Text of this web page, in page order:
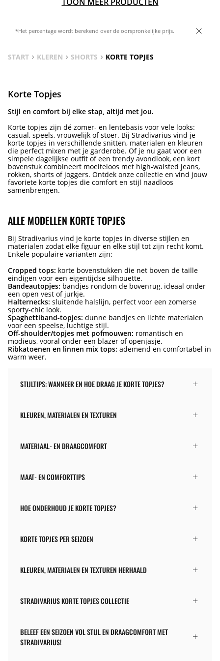
*Het percentage wordt berekend over de oorspronkelijke prijs.
START KLEREN SHORTS KORTE TOPJES
Korte Topjes
Stijl en comfort bij elke stap, altijd met jou.
Korte topjes zijn dé zomer- en lentebasis voor vele looks:
casual, speels, vrouwelijk of stoer. Bij Stradivarius vind je
korte topjes in verschillende snitten, materialen en kleuren
die perfect mixen met je garderobe. Of je nu gaat voor een
simpele dagelijkse outfit of een trendy avondlook, een kort
bovenstuk combineert moeiteloos met high-waisted jeans,
rokken, shorts of joggers. Ontdek onze collectie en vind jouw
favoriete korte topjes die comfort en stijl naadloos
samenbrengen.
ALLE MODELLEN KORTE TOPJES
Bij Stradivarius vind je korte topjes in diverse stijlen en
materialen zodat elke figuur en elke stijl tot zijn recht komt.
Enkele populaire varianten zijn:
Cropped tops: korte bovenstukken die net boven de taille
eindigen voor een eigentijdse silhouette.
Bandeautopjes: bandjes rondom de bovenrug, ideaal onder
een open vest of jurkje.
Halternecks: sluitende halslijn, perfect voor een zomerse
sporty-chic look.
Spaghettiband-topjes: dunne bandjes en lichte materialen
voor een speelse, luchtige stijl.
Off-shoulder/topjes met pofmouwen: romantisch en
modieus, vooral onder een blazer of openjasje.
Ribkatoenen en linnen mix tops: ademend en comfortabel in
warm weer.
STIJLTIPS: WANNEER EN HOE DRAAG JE KORTE TOPJES?
KLEUREN, MATERIALEN EN TEXTUREN
MATERIAAL- EN DRAAGCOMFORT
MAAT- EN COMFORTTIPS
HOE ONDERHOUD JE KORTE TOPJES?
KORTE TOPJES PER SEIZOEN
KLEUREN, MATERIALEN EN TEXTUREN HERHAALD
STRADIVARIUS KORTE TOPJES COLLECTIE
BELEEF EEN SEIZOEN VOL STIJL EN DRAAGCOMFORT MET
STRADIVARIUS!